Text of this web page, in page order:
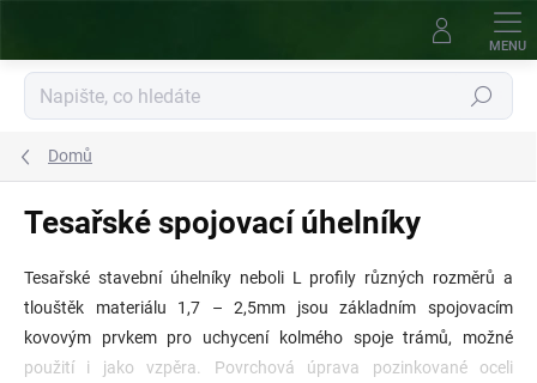
Hledat
Domů
Tesařské spojovací úhelníky
Tesařské stavební úhelníky neboli L profily různých rozměrů a
tlouštěk materiálu 1,7 – 2,5mm jsou základním spojovacím
kovovým prvkem pro uchycení kolmého spoje trámů, možné
použití i jako vzpěra. Povrchová úprava pozinkované oceli